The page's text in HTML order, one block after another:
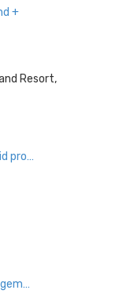
+
Resort,
pro…